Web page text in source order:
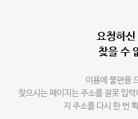
요청하
찾을 수
이용에 불편을
찾으시는 페이지는 주소를 잘못 입
지 주소를 다시 한 번